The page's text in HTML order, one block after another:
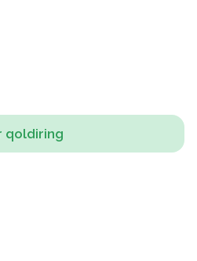
qoldiring